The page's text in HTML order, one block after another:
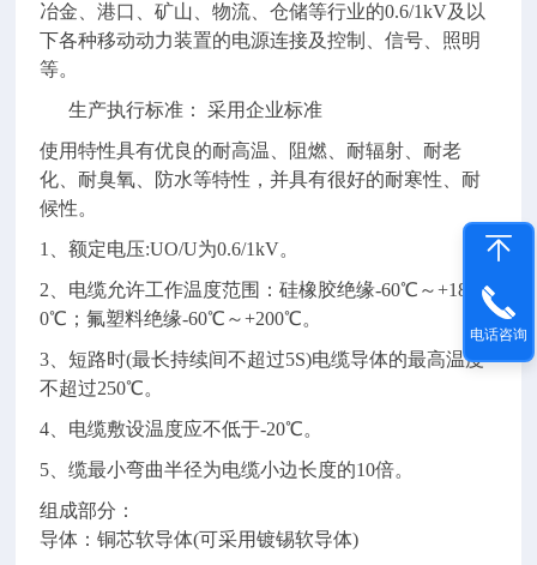
冶金、港口、矿山、物流、仓储等行业的0.6/1kV及以
下各种移动动力装置的电源连接及控制、信号、照明
等。
生产执行标准： 采用企业标准
使用特性具有优良的耐高温、阻燃、耐辐射、耐老
化、耐臭氧、防水等特性，并具有很好的耐寒性、耐
候性。
1
、额定电压:UO/U为0.6/1kV。
2 、电缆允许工作温度范围：硅橡胶绝缘-60℃～+18
0℃；氟塑料绝缘-60℃～+200℃。
3 、短路时(最长持续间不超过5S)电缆导体的最高温度
不超过250℃。
4 、电缆敷设温度应不低于-20℃。
5 、缆最小弯曲半径为电缆小边长度的10倍。
组成部分：
导体：铜芯软导体(可采用镀锡软导体)
电话咨询